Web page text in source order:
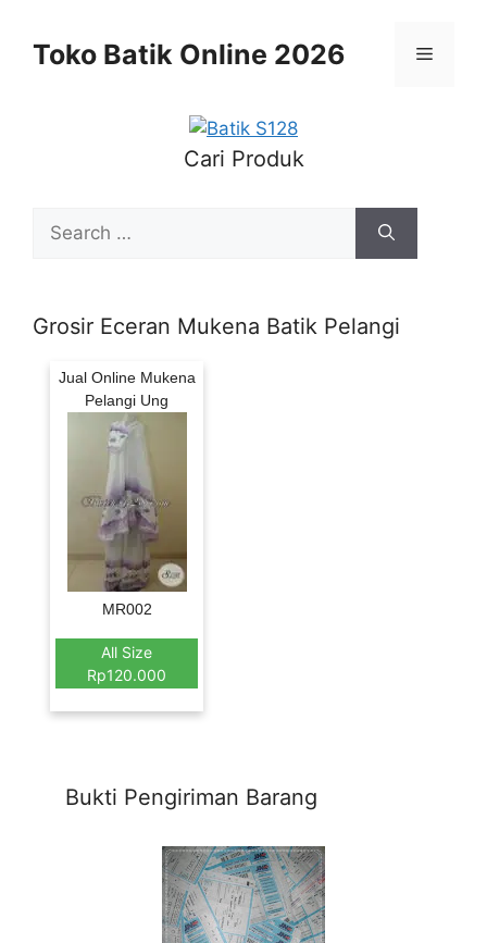
contentToko Batik Online 2026 Menu
Cari Produk
for:
Grosir Eceran Mukena Batik Pelangi
Jual Online Mukena
Pelangi Ung
MR002
All Size
Rp120.000
Bukti Pengiriman Barang